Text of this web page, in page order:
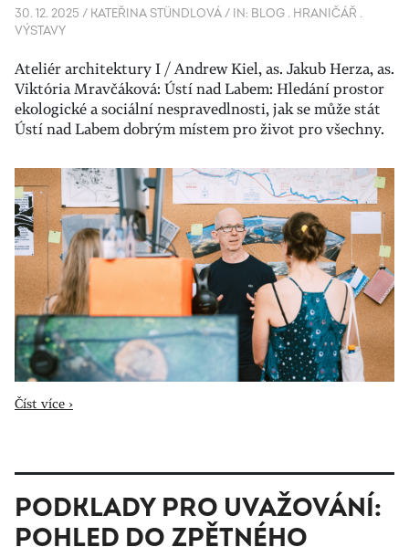
30. 12. 2025 / KATEŘINA STÜNDLOVÁ/ IN: BLOG . HRANIČÁŘ .
VÝSTAVY
Ateliér architektury I / Andrew Kiel, as. Jakub Herza, as.
Viktória Mravčáková: Ústí nad Labem: Hledání prostor
ekologické a sociální nespravedlnosti, jak se může stát
Ústí nad Labem dobrým místem pro život pro všechny.
Číst více ›
PODKLADY PRO UVAŽOVÁNÍ:
POHLED DO ZPĚTNÉHO